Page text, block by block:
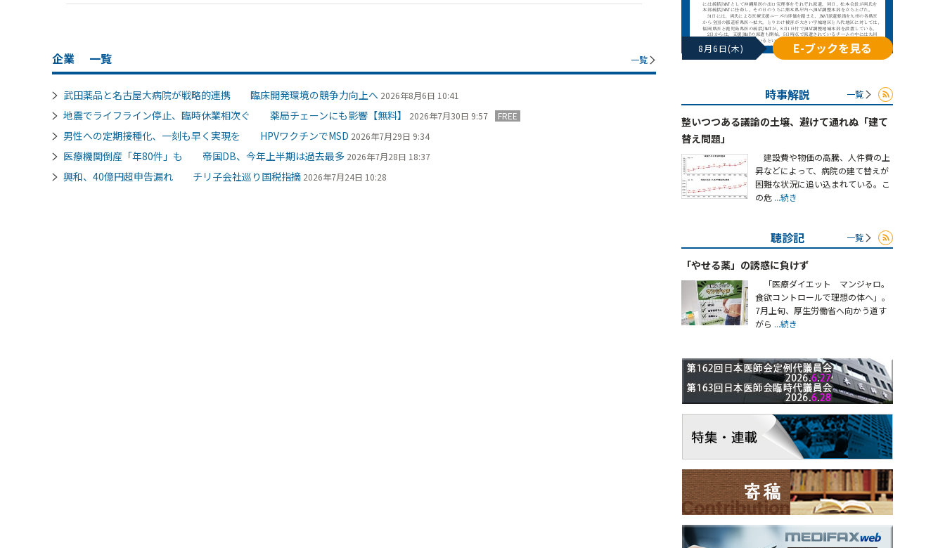
企業 一覧 一覧
武田薬品と名古屋大病院が戦略的連携 臨床開発環境の競争力向上へ 2026年8月6日 10:41
地震でライフライン停止、臨時休業相次ぐ 薬局チェーンにも影響【無料】 2026年7月30日 9:57 FREE
男性への定期接種化、一刻も早く実現を HPVワクチンでMSD 2026年7月29日 9:34
医療機関倒産「年80件」も 帝国DB、今年上半期は過去最多 2026年7月28日 18:37
興和、40億円超申告漏れ チリ子会社巡り国税指摘 2026年7月24日 10:28
8月6日(木) E-ブックを見る
時事解説 一覧
整いつつある議論の土壌、避けて通れぬ「建て
替え問題」
建設費や物価の高騰、人件費の上
昇などによって、病院の建て替えが
困難な状況に追い込まれている。こ
の危 ...続き
聴診記 一覧
「やせる薬」の誘惑に負けず
「医療ダイエット マンジャロ。
食欲コントロールで理想の体へ」。
7月上旬、厚生労働省へ向かう道す
がら ...続き